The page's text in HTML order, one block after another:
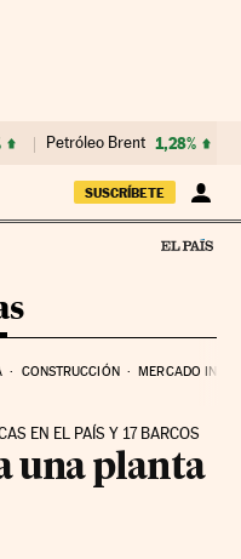
Petróleo Brent 1,28%
SUSCRÍBETE
CONSTRUCCIÓN MERCADO
EN EL PAÍS Y 17 BARCOS
una planta